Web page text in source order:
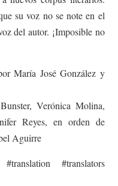
su voz no se note en el
del autor. ¡Imposible no
María José González y
Verónica Molina,
Reyes, en orden de
Aguirre
#translators